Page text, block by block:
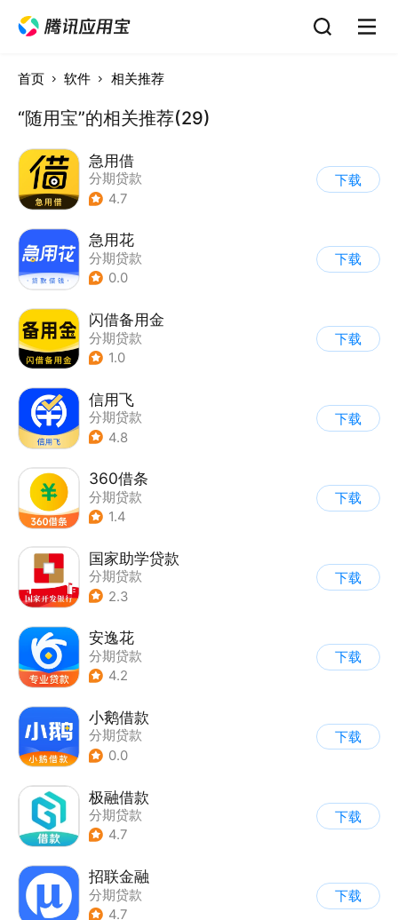
首页 软件 相关推荐
“随用宝”的相关推荐(29)
急用借
分期贷款
4.7
下载
急用花
分期贷款
0.0
下载
闪借备用金
分期贷款
1.0
下载
信用飞
分期贷款
4.8
下载
360借条
分期贷款
1.4
下载
国家助学贷款
分期贷款
2.3
下载
安逸花
分期贷款
4.2
下载
小鹅借款
分期贷款
0.0
下载
极融借款
分期贷款
4.7
下载
招联金融
分期贷款
4.7
下载